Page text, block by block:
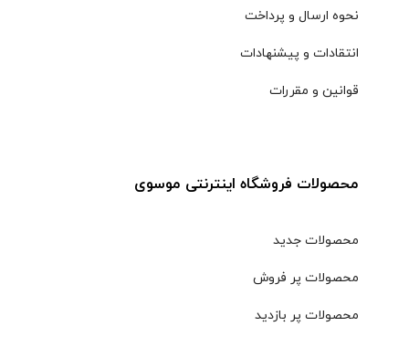
نحوه ارسال و پرداخت
انتقادات و پیشنهادات
قوانین و مقررات
محصولات فروشگاه اینترنتی موسوی
محصولات جدید
محصولات پر فروش
محصولات پر بازدید